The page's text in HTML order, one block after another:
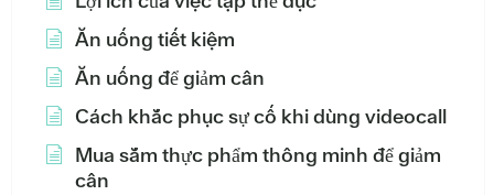
Ăn uống tiết kiệm
Ăn uống để giảm cân
Cách khắc phục sự cố khi dùng videocall
Mua sắm thực phẩm thông minh để giảm
cân